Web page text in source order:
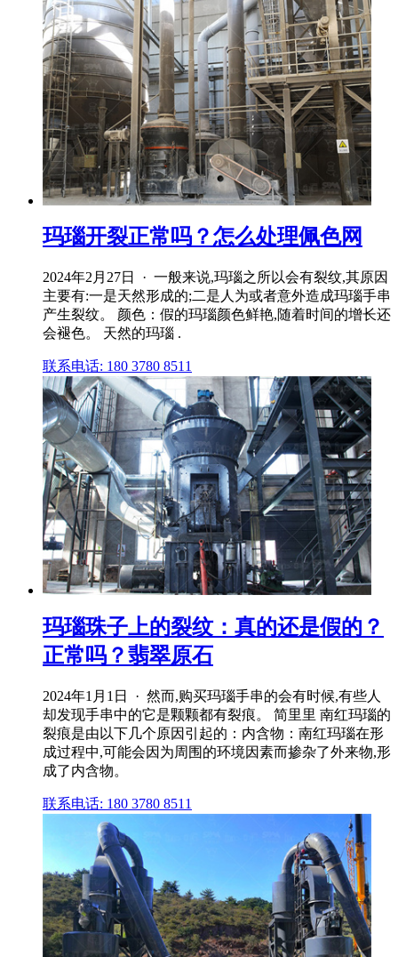
玛瑙开裂正常吗？怎么处理佩色网
2024年2月27日 · 一般来说,玛瑙之所以会有裂纹,其原因
主要有:一是天然形成的;二是人为或者意外造成玛瑙手串
产生裂纹。 颜色：假的玛瑙颜色鲜艳,随着时间的增长还
会褪色。 天然的玛瑙 .
联系电话: 180 3780 8511
玛瑙珠子上的裂纹：真的还是假的？
正常吗？翡翠原石
2024年1月1日 · 然而,购买玛瑙手串的会有时候,有些人
却发现手串中的它是颗颗都有裂痕。 简里里 南红玛瑙的
裂痕是由以下几个原因引起的：内含物：南红玛瑙在形
成过程中,可能会因为周围的环境因素而掺杂了外来物,形
成了内含物。
联系电话: 180 3780 8511